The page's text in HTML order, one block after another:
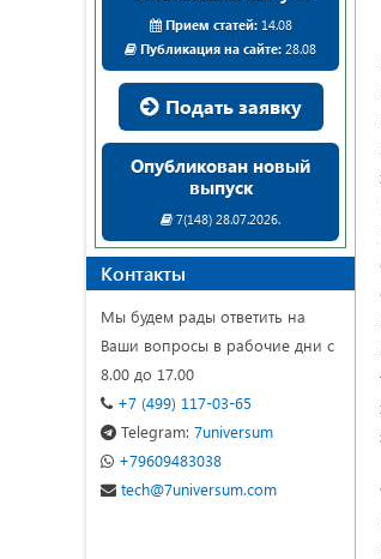
Прием статей:14.08
Публикация на сайте: 28.08
Подать заявку
Опубликован новый
выпуск
7(148) 28.07.2026.
Контакты
Мы будем рады ответить на
Ваши вопросы в рабочие дни с
8.00 до 17.00
+7 (499) 117-03-65
Telegram: 7universum
+79609483038
tech@7universum.com